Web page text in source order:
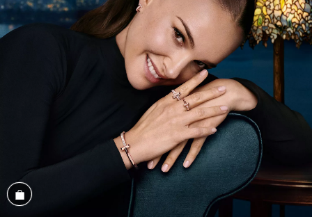
Magasiner cet assortiment